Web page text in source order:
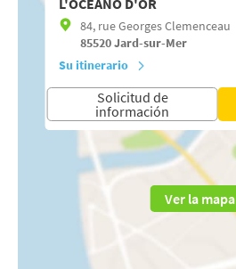
84, rue Georges Clemenceau
85520Jard-sur-Mer
Su itinerario
Solicitud de
información
Ver la mapa